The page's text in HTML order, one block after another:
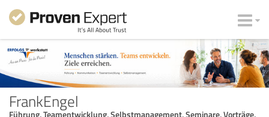
FrankEngel
Führung, Teamentwicklung, Selbstmanagement, Seminare, Vorträge,